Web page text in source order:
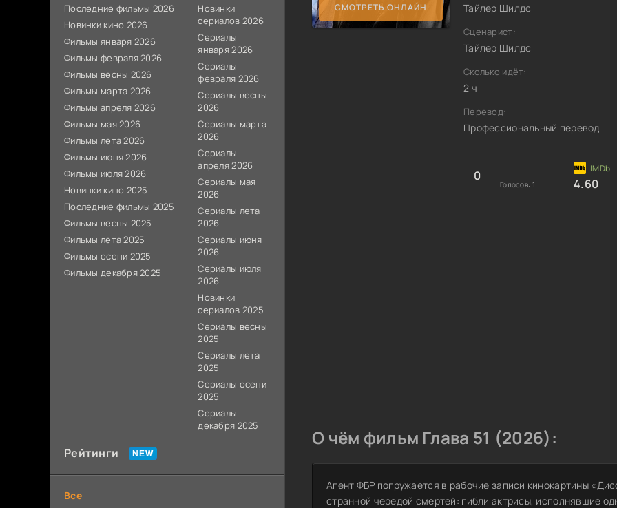
СМОТРЕТЬ ОНЛАЙН Тайлер Шилдс
Сценарист:
Тайлер Шилдс
Сколько идёт:
2 ч
Перевод:
Профессиональный перевод
0
Голосов: 1 4.60
О чём фильм Глава 51 (2026):
Агент ФБР погружается в рабочие записи кинокартины
странной чередой смертей: гибли актрисы, исполнявшие
Последние фильмы 2026
Новинки кино 2026
Фильмы января 2026
Фильмы февраля 2026
Фильмы весны 2026
Фильмы марта 2026
Фильмы апреля 2026
Фильмы мая 2026
Фильмы лета 2026
Фильмы июня 2026
Фильмы июля 2026
Новинки кино 2025
Последние фильмы 2025
Фильмы весны 2025
Фильмы лета 2025
Фильмы осени 2025
Фильмы декабря 2025
Новинки
сериалов 2026
Сериалы
января 2026
Сериалы
февраля 2026
Сериалы весны
2026
Сериалы марта
2026
Сериалы
апреля 2026
Сериалы мая
2026
Сериалы лета
2026
Сериалы июня
2026
Сериалы июля
2026
Новинки
сериалов 2025
Сериалы весны
2025
Сериалы лета
2025
Сериалы осени
2025
Сериалы
декабря 2025
Рейтинги
Все